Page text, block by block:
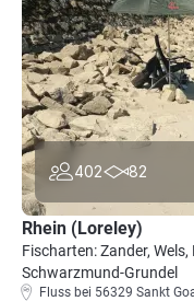
402 82
Rhein (Loreley)
Fischarten: Zander,
Schwarzmund-Grundel
Fluss bei 56329 Sankt